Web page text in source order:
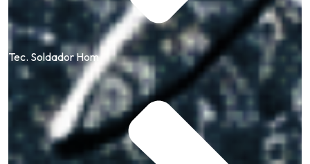
Tec. Soldador Hom